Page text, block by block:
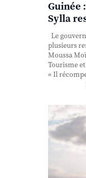
Guinée
Sylla
Le
plusieurs
Moussa
Tourisme
« Il